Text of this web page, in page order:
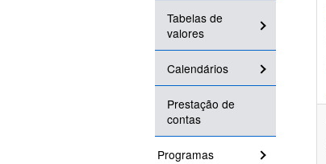
Tabelas de
valores
Calendários
Prestação de
contas
Programas